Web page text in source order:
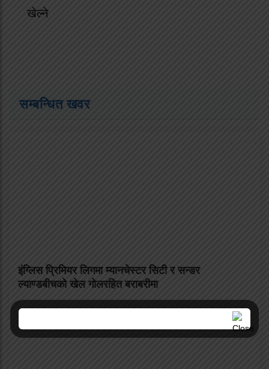
खेल्ने
सम्बन्धित खवर
इंग्लिस प्रिमियर लिगमा म्यानचेस्टर सिटी र सन्डर
ल्याण्डबीचको खेल गोलरहित बराबरीमा